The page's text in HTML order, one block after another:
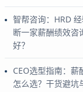
智帮咨询：HRD
断一家薪酬绩效咨
好？
CEO选型指南：薪
怎么选？干货避坑